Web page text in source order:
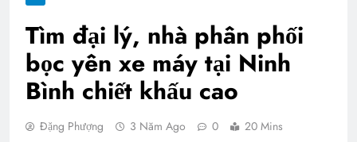
Tìm đại lý, nhà phân phối
bọc yên xe máy tại Ninh
Bình chiết khấu cao
Đặng Phượng 3 Năm Ago 0 20 Mins